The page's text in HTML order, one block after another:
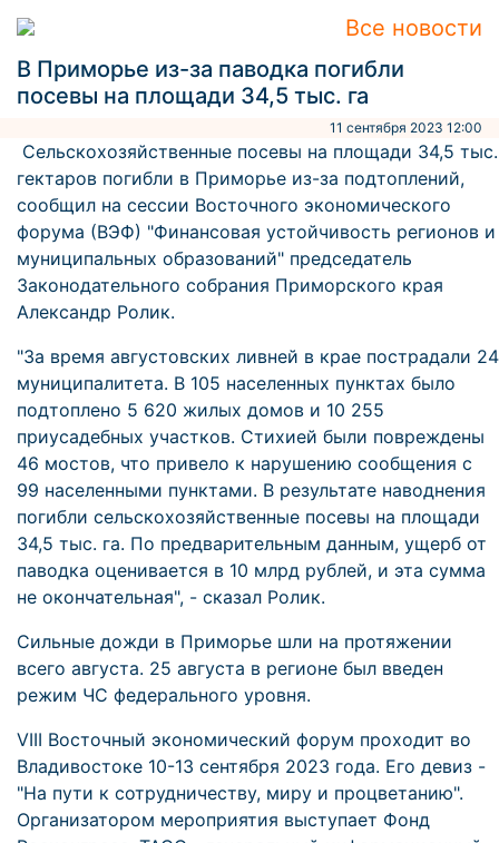
Все новости
В Приморье из-за паводка погибли
посевы на площади 34,5 тыс. га
11 сентября 2023 12:00
Сельскохозяйственные посевы на площади 34,5 тыс.
гектаров погибли в Приморье из-за подтоплений,
сообщил на сессии Восточного экономического
форума (ВЭФ) "Финансовая устойчивость регионов и
муниципальных образований" председатель
Законодательного собрания Приморского края
Александр Ролик.
"За время августовских ливней в крае пострадали 24
муниципалитета. В 105 населенных пунктах было
подтоплено 5 620 жилых домов и 10 255
приусадебных участков. Стихией были повреждены
46 мостов, что привело к нарушению сообщения с
99 населенными пунктами. В результате наводнения
погибли сельскохозяйственные посевы на площади
34,5 тыс. га. По предварительным данным, ущерб от
паводка оценивается в 10 млрд рублей, и эта сумма
не окончательная", - сказал Ролик.
Сильные дожди в Приморье шли на протяжении
всего августа. 25 августа в регионе был введен
режим ЧС федерального уровня.
VIII Восточный экономический форум проходит во
Владивостоке 10-13 сентября 2023 года. Его девиз -
"На пути к сотрудничеству, миру и процветанию".
Организатором мероприятия выступает Фонд